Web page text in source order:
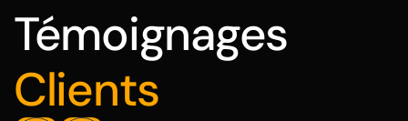
Témoignages
Clients